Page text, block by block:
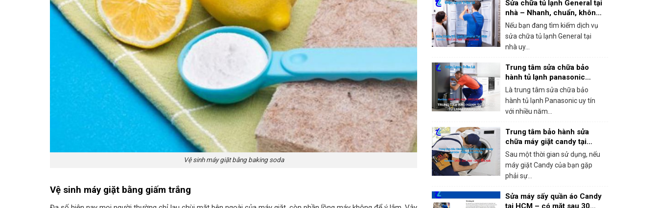
Vệ sinh máy giặt bằng baking soda
Vệ sinh máy giặt bằng giấm trắng
Sửa chữa tủ lạnh General tại
nhà – Nhanh, chuẩn, không
chặt chém!
Nếu bạn đang tìm kiếm dịch vụ
sửa chữa tủ lạnh General tại
nhà uy...
Trung tâm sửa chữa bảo
hành tủ lạnh panasonic
khắc phục mọi sự cố trong 1
lần gọi
Là trung tâm sửa chữa bảo
hành tủ lạnh Panasonic uy tín
với nhiều năm...
Trung tâm bảo hành sửa
chữa máy giặt candy tại
HCM – Giá rẻ, bắt lỗi chính
xác 100%
Sau một thời gian sử dụng, nếu
máy giặt Candy của bạn gặp
phải sự...
Sửa máy sấy quần áo Candy
tại HCM – có mặt sau 30